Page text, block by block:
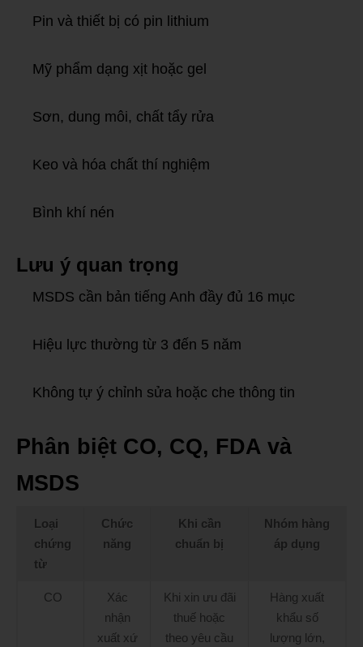
Pin và thiết bị có pin lithium
Mỹ phẩm dạng xịt hoặc gel
Sơn, dung môi, chất tẩy rửa
Keo và hóa chất thí nghiệm
Bình khí nén
Lưu ý quan trọng
MSDS cần bản tiếng Anh đầy đủ 16 mục
Hiệu lực thường từ 3 đến 5 năm
Không tự ý chỉnh sửa hoặc che thông tin
Phân biệt CO, CQ, FDA và
MSDS
Loại
chứng
từ
Chức
năng
Khi cần
chuẩn bị
Nhóm hàng
áp dụng
CO
Xác
nhận
xuất xứ
Khi xin ưu đãi
thuế hoặc
theo yêu cầu
Hàng xuất
khẩu số
lượng lớn,